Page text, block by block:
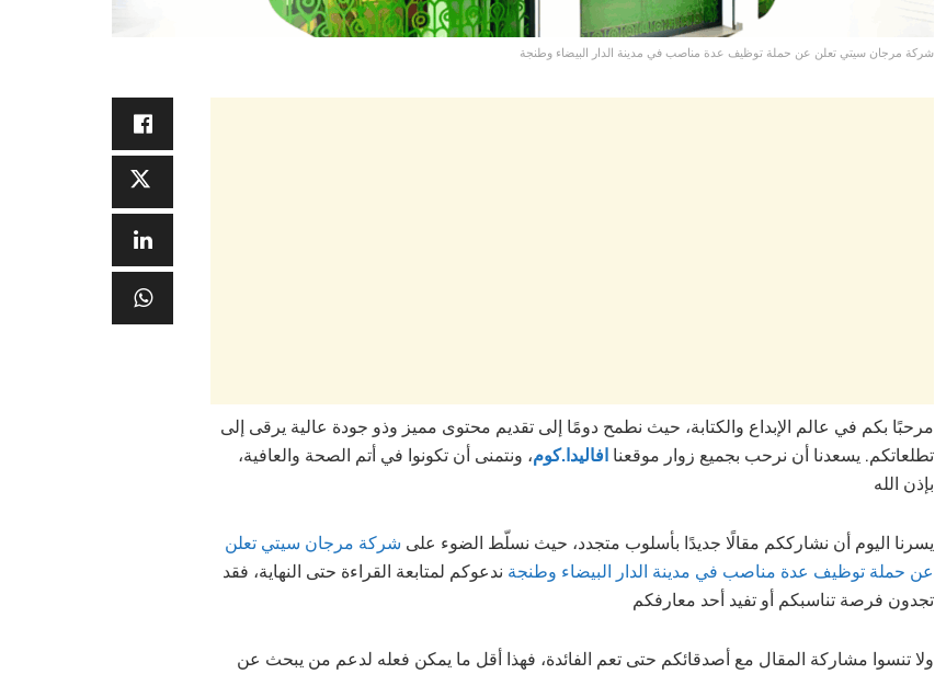
شركة مرجان سيتي تعلن عن حملة توظيف عدة مناصب في مدينة الدار البيضاء وطنجة
مرحبًا بكم في عالم الإبداع والكتابة، حيث نطمح دومًا إلى تقديم محتوى مميز وذو جودة عالية يرقى إلى
تطلعاتكم. يسعدنا أن نرحب بجميع زوار موقعنا افاليدا.كوم، ونتمنى أن تكونوا في أتم الصحة والعافية،
بإذن الله
يسرنا اليوم أن نشارككم مقالًا جديدًا بأسلوب متجدد، حيث نسلّط الضوء على شركة مرجان سيتي تعلن
عن حملة توظيف عدة مناصب في مدينة الدار البيضاء وطنجة ندعوكم لمتابعة القراءة حتى النهاية، فقد
تجدون فرصة تناسبكم أو تفيد أحد معارفكم
ولا تنسوا مشاركة المقال مع أصدقائكم حتى تعم الفائدة، فهذا أقل ما يمكن فعله لدعم من يبحث عن